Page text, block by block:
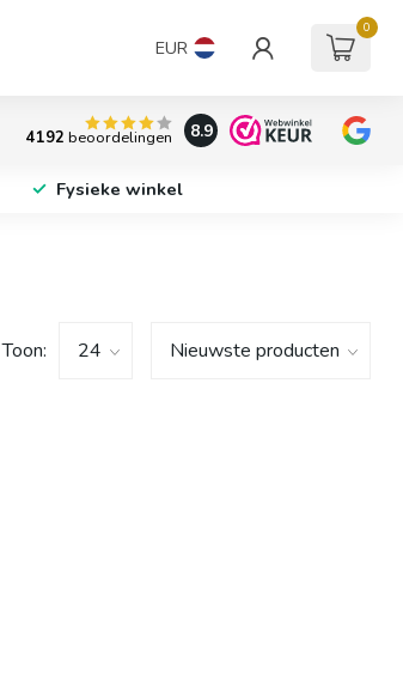
EUR
0
4192 beoordelingen 8.9
Fysieke winkel
Toon: